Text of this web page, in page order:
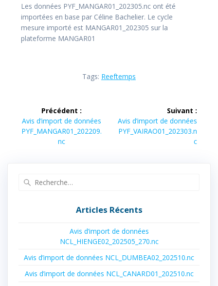
Les données PYF_MANGAR01_202305.nc ont été
importées en base par Céline Bachelier. Le cycle
mesure importé est MANGAR01_202305 sur la
plateforme MANGAR01
Tags: Reeftemps
Navigation
de
l’article
Précédent :
Article
précédent :
Avis d’import de données
PYF_MANGAR01_202209.
nc
Suivant :
Article
suivant :
Avis d’import de données
PYF_VAIRAO01_202303.n
c
Articles Récents
Avis d’import de données
NCL_HIENGE02_202505_270.nc
Avis d’import de données NCL_DUMBEA02_202510.nc
Avis d’import de données NCL_CANARD01_202510.nc